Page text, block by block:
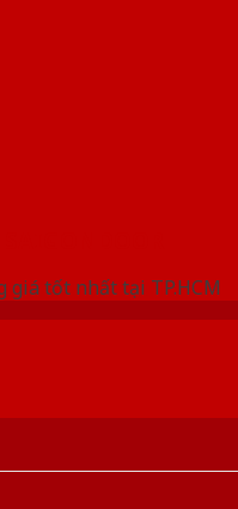
giá tốt nhất tại TP.HCM